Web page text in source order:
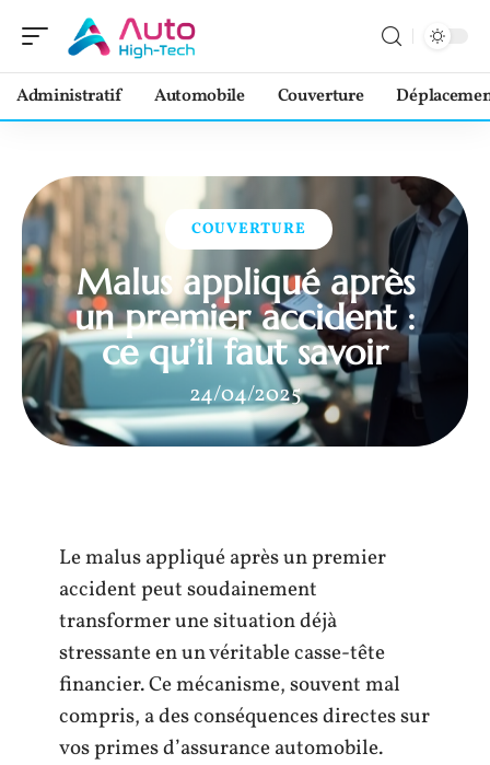
Administratif Automobile Couverture
COUVERTURE
Malus appliqué après
un premier accident :
ce qu’il faut savoir
24/04/2025
Le malus appliqué après un premier
accident peut soudainement
transformer une situation déjà
stressante en un véritable casse-tête
financier. Ce mécanisme, souvent mal
compris, a des conséquences directes sur
vos primes d’assurance automobile.